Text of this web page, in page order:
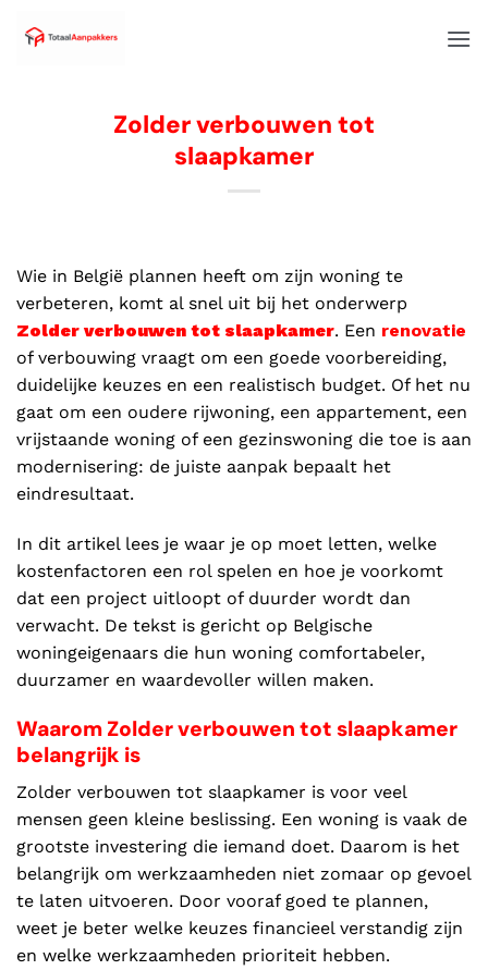
Zolder verbouwen tot
slaapkamer
Wie in België plannen heeft om zijn woning te
verbeteren, komt al snel uit bij het onderwerp
Zolder verbouwen tot slaapkamer. Een renovatie
of verbouwing vraagt om een goede voorbereiding,
duidelijke keuzes en een realistisch budget. Of het nu
gaat om een oudere rijwoning, een appartement, een
vrijstaande woning of een gezinswoning die toe is aan
modernisering: de juiste aanpak bepaalt het
eindresultaat.
In dit artikel lees je waar je op moet letten, welke
kostenfactoren een rol spelen en hoe je voorkomt
dat een project uitloopt of duurder wordt dan
verwacht. De tekst is gericht op Belgische
woningeigenaars die hun woning comfortabeler,
duurzamer en waardevoller willen maken.
Waarom Zolder verbouwen tot slaapkamer
belangrijk is
Zolder verbouwen tot slaapkamer is voor veel
mensen geen kleine beslissing. Een woning is vaak de
grootste investering die iemand doet. Daarom is het
belangrijk om werkzaamheden niet zomaar op gevoel
te laten uitvoeren. Door vooraf goed te plannen,
weet je beter welke keuzes financieel verstandig zijn
en welke werkzaamheden prioriteit hebben.